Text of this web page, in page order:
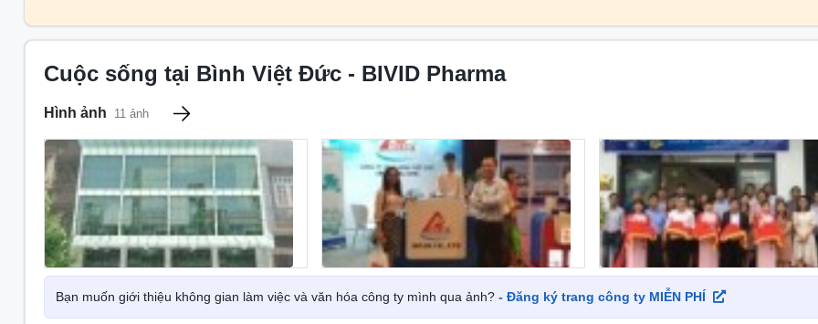
Chính sách bảo hiểm
Được hưởng bảo hiểm xã hội.
Các hoạt động ngoại khóa
Du lịch
Team building
Thể thao
Party
Lịch sử thành lập
Cuộc sống tại Bình Việt Đức - BIVID Pharma
Hình ảnh 11 ảnh
Bạn muốn giới thiệu không gian làm việc và văn hóa công ty mình qua ảnh? - Đăng ký trang công ty MIỄN PHÍ